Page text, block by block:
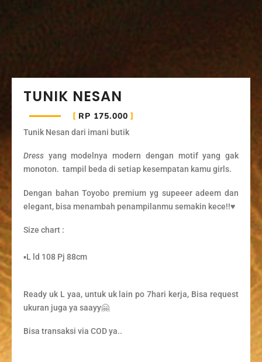
TUNIK NESAN
RP 175.000
Tunik Nesan dari imani butik
Dress yang modelnya modern dengan motif yang gak
monoton. tampil beda di setiap kesempatan kamu girls.
Dengan bahan Toyobo premium yg supeeer adeem dan
elegant, bisa menambah penampilanmu semakin kece!!♥️
Size chart :
▪️L ld 108 Pj 88cm
Ready uk L yaa, untuk uk lain po 7hari kerja, Bisa request
ukuran juga ya saayy🤗
Bisa transaksi via COD ya..